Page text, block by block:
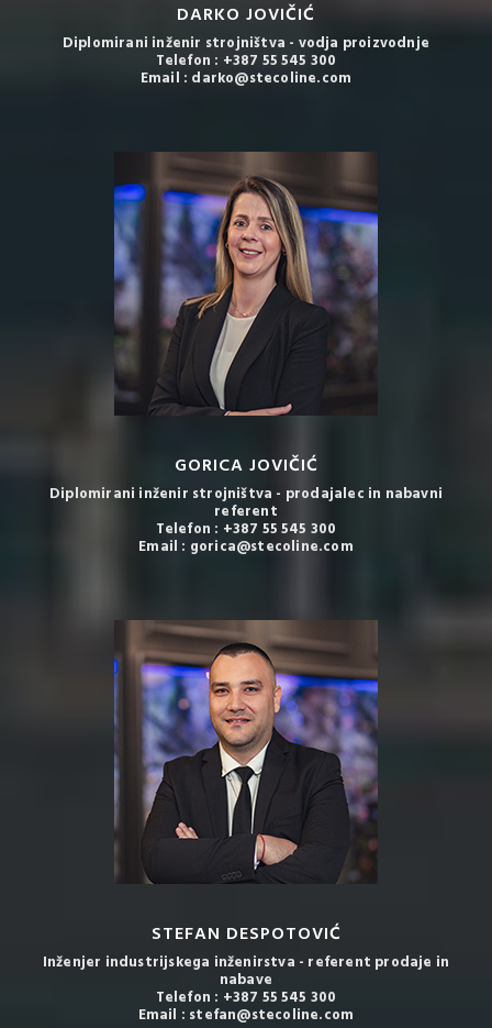
DARKO JOVIČIĆ
Diplomirani inženir strojništva - vodja proizvodnje
Telefon : +387 55 545 300
Email : darko@stecoline.com
GORICA JOVIČIĆ
Diplomirani inženir strojništva - prodajalec in nabavni
referent
Telefon : +387 55 545 300
Email : gorica@stecoline.com
STEFAN DESPOTOVIĆ
Inženjer industrijskega inženirstva - referent prodaje in
nabave
Telefon : +387 55 545 300
Email : stefan@stecoline.com